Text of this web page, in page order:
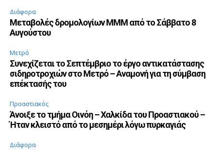
Διάφορα
Μεταβολές δρομολογίων ΜΜΜ από το Σάββατο 8
Αυγούστου
Μετρό
Συνεχίζεται το Σεπτέμβριο το έργο αντικατάστασης
σιδηροτροχιών στο Μετρό – Αναμονή για τη σύμβαση
επέκτασής του
Προαστιακός
Άνοιξε το τμήμα Οινόη – Χαλκίδα του Προαστιακού –
Ήταν κλειστό από το μεσημέρι λόγω πυρκαγιάς
Διάφορα